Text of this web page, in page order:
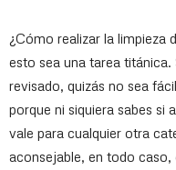
¿Cómo realizar la limpieza
esto sea una tarea titánica.
revisado, quizás no sea
porque ni siquiera sabes si
vale para cualquier otra
aconsejable, en todo caso,